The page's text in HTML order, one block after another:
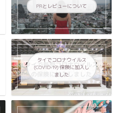
PRとレビューについて
タイでコロナウイルス
(COVID-19) 保険に加入し
ました